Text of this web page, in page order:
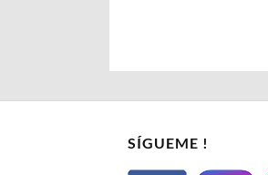
SÍGUEME !